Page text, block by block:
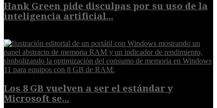
Hank Green pide disculpas por su uso de la
inteligencia artificial...
Los 8 GB vuelven a ser el estándar y
Microsoft se...